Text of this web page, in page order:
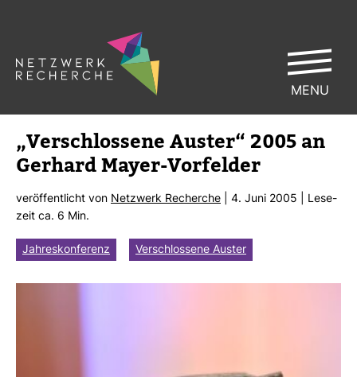
„Ver­schlos­sene Auster“ 2005 an
Ger­hard Mayer-​Vor­felder
ver­öf­fent­licht von Netz­werk Recherche | 4. Juni 2005 | Lese­
zeit ca. 6 Min.
Jahreskonferenz Verschlossene Auster
MENU